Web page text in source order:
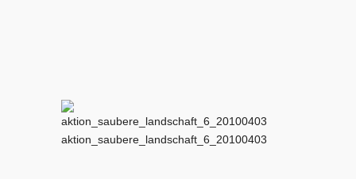
aktion_saubere_landschaft_6_20100403